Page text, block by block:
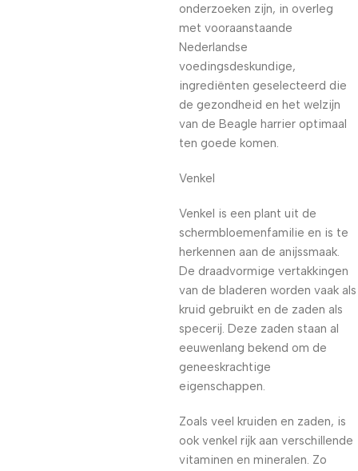
onderzoeken zijn, in overleg
met vooraanstaande
Nederlandse
voedingsdeskundige,
ingrediënten geselecteerd die
de gezondheid en het welzijn
van de Beagle harrier optimaal
ten goede komen.
Venkel
Venkel is een plant uit de
schermbloemenfamilie en is te
herkennen aan de anijssmaak.
De draadvormige vertakkingen
van de bladeren worden vaak als
kruid gebruikt en de zaden als
specerij. Deze zaden staan al
eeuwenlang bekend om de
geneeskrachtige
eigenschappen.
Zoals veel kruiden en zaden, is
ook venkel rijk aan verschillende
vitaminen en mineralen. Zo